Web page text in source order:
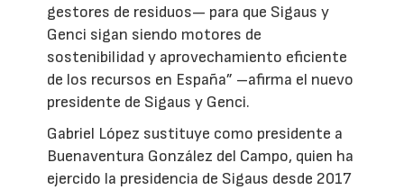
gestores de residuos— para que Sigaus y
Genci sigan siendo motores de
sostenibilidad y aprovechamiento eficiente
de los recursos en España” –afirma el nuevo
presidente de Sigaus y Genci.
Gabriel López sustituye como presidente a
Buenaventura González del Campo, quien ha
ejercido la presidencia de Sigaus desde 2017